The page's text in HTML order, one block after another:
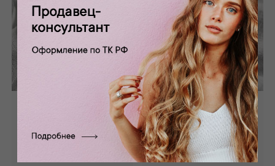
Хлопок белый ХБ -
043
Хлопок - батист
белый ХБ - 015
Состав: 100 % х/б